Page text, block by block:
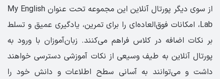
از سوی دیگر پورتال آنلاین این مجموعه تحت عنوان My English
Lab، امکانات فوق‌العاده‌ای را برای تمرین، یادگیری عمیق و تسلط
بر نکات اضافه در کلاس فراهم می‌کنند. زبان‌آموزان با ورود به
پورتال آنلاین به طیف وسیعی از نکات آموزشی دسترسی خواهند
داشت و می‌توانند به آسانی سطح اطلاعات و دانش خود را